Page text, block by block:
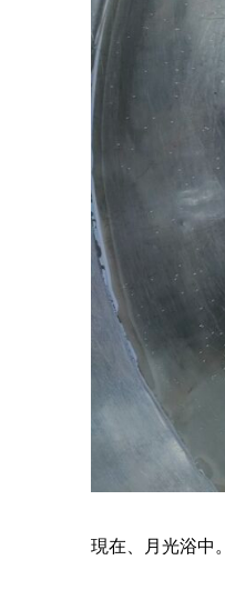
現在、月光浴中。